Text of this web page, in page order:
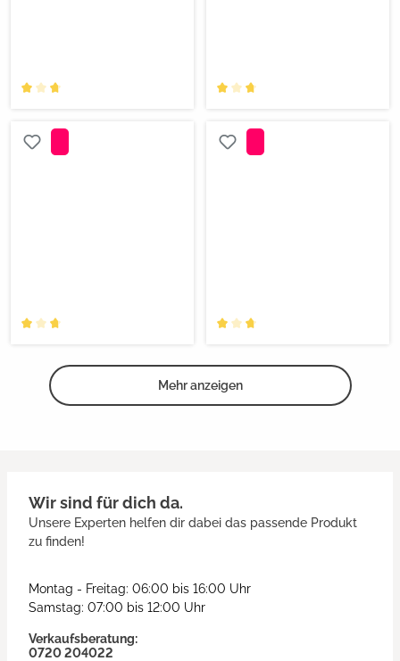
Mehr anzeigen
Wir sind für dich da.
Unsere Experten helfen dir dabei das passende Produkt
zu finden!
Montag - Freitag: 06:00 bis 16:00 Uhr
Samstag: 07:00 bis 12:00 Uhr
Verkaufsberatung:
0720 204022